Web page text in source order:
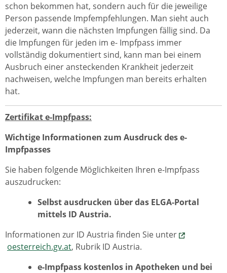
schon bekommen hat, sondern auch für die jeweilige
Person passende Impfempfehlungen. Man sieht auch
jederzeit, wann die nächsten Impfungen fällig sind. Da
die Impfungen für jeden im e- Impfpass immer
vollständig dokumentiert sind, kann man bei einem
Ausbruch einer ansteckenden Krankheit jederzeit
nachweisen, welche Impfungen man bereits erhalten
hat.
Zertifikat e-Impfpass:
Wichtige Informationen zum Ausdruck des e-
Impfpasses
Sie haben folgende Möglichkeiten Ihren e-Impfpass
auszudrucken:
Selbst ausdrucken über das ELGA-Portal
mittels ID Austria.
Informationen zur ID Austria finden Sie unter
oesterreich.gv.at, Rubrik ID Austria.
e-Impfpass kostenlos in Apotheken und bei